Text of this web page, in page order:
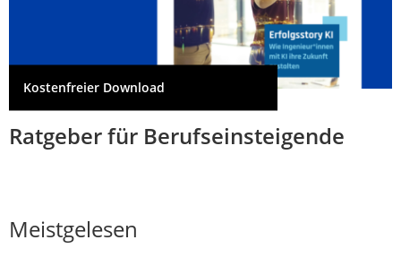
Kostenfreier Download
Ratgeber für Berufseinsteigende
Meistgelesen